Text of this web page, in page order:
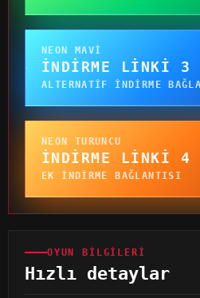
NEON MAVI
İNDIRME LINKI 3
ALTERNATIF INDIRME
NEON TURUNCU
İNDIRME LINKI 4
EK INDIRME BAĞLANTISI
OYUN BILGILERI
Hızlı detaylar